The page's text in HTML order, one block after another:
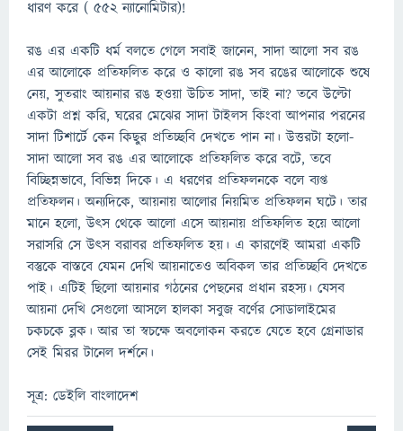
ধারণ করে ( ৫৫২ ন্যানোমিটার)!
রঙ এর একটি ধর্ম বলতে গেলে সবাই জানেন, সাদা আলো সব রঙ
এর আলোকে প্রতিফলিত করে ও কালো রঙ সব রঙের আলোকে শুষে
নেয়, সুতরাং আয়নার রঙ হওয়া উচিত সাদা, তাই না? তবে উল্টো
একটা প্রশ্ন করি, ঘরের মেঝের সাদা টাইলস কিংবা আপনার পরনের
সাদা টিশার্টে কেন কিছুর প্রতিচ্ছবি দেখতে পান না। উত্তরটা হলো-
সাদা আলো সব রঙ এর আলোকে প্রতিফলিত করে বটে, তবে
বিচ্ছিন্নভাবে, বিভিন্ন দিকে। এ ধরণের প্রতিফলনকে বলে ব্যপ্ত
প্রতিফলন। অন্যদিকে, আয়নায় আলোর নিয়মিত প্রতিফলন ঘটে। তার
মানে হলো, উৎস থেকে আলো এসে আয়নায় প্রতিফলিত হয়ে আলো
সরাসরি সে উৎস বরাবর প্রতিফলিত হয়। এ কারণেই আমরা একটি
বস্তুকে বাস্তবে যেমন দেখি আয়নাতেও অবিকল তার প্রতিচ্ছবি দেখতে
পাই। এটিই ছিলো আয়নার গঠনের পেছনের প্রধান রহস্য। যেসব
আয়না দেখি সেগুলো আসলে হালকা সবুজ বর্ণের সোডালাইমের
চকচকে ব্লক। আর তা স্বচক্ষে অবলোকন করতে যেতে হবে গ্রেনাডার
সেই মিরর টানেল দর্শনে।
সূত্র: ডেইলি বাংলাদেশ